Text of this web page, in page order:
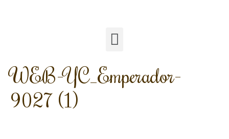
WEB-YC_Emperador-
9027 (1)